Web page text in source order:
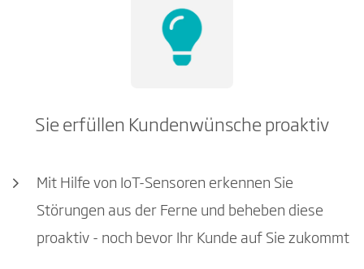
Sie erfüllen Kundenwünsche proaktiv
Mit Hilfe von IoT-Sensoren erkennen Sie
Störungen aus der Ferne und beheben diese
proaktiv - noch bevor Ihr Kunde auf Sie zukommt